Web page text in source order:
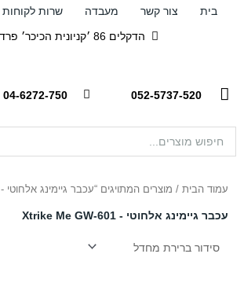
בית צור קשר מעבדה שרות לקוחות
הדקלים 86 ׳קניונית הכיכר׳ פרדס חנה
052-5737-520
04-6272-750
עמוד הבית / מוצרים המתויגים “עכבר גיימינג אלחוטי - Xtrike Me GW-601”
עכבר גיימינג אלחוטי - Xtrike Me GW-601